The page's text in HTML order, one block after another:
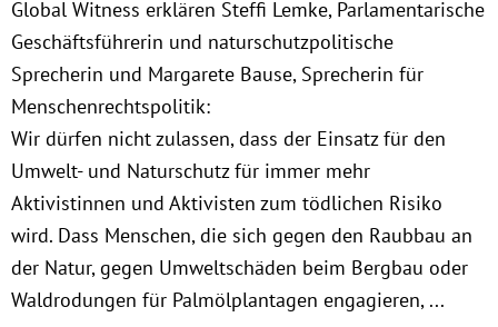
Global Witness erklären Steffi Lemke, Parlamentarische
Geschäftsführerin und naturschutzpolitische
Sprecherin und Margarete Bause, Sprecherin für
Menschenrechtspolitik:
Wir dürfen nicht zulassen, dass der Einsatz für den
Umwelt- und Naturschutz für immer mehr
Aktivistinnen und Aktivisten zum tödlichen Risiko
wird. Dass Menschen, die sich gegen den Raubbau an
der Natur, gegen Umweltschäden beim Bergbau oder
Waldrodungen für Palmölplantagen engagieren, ...